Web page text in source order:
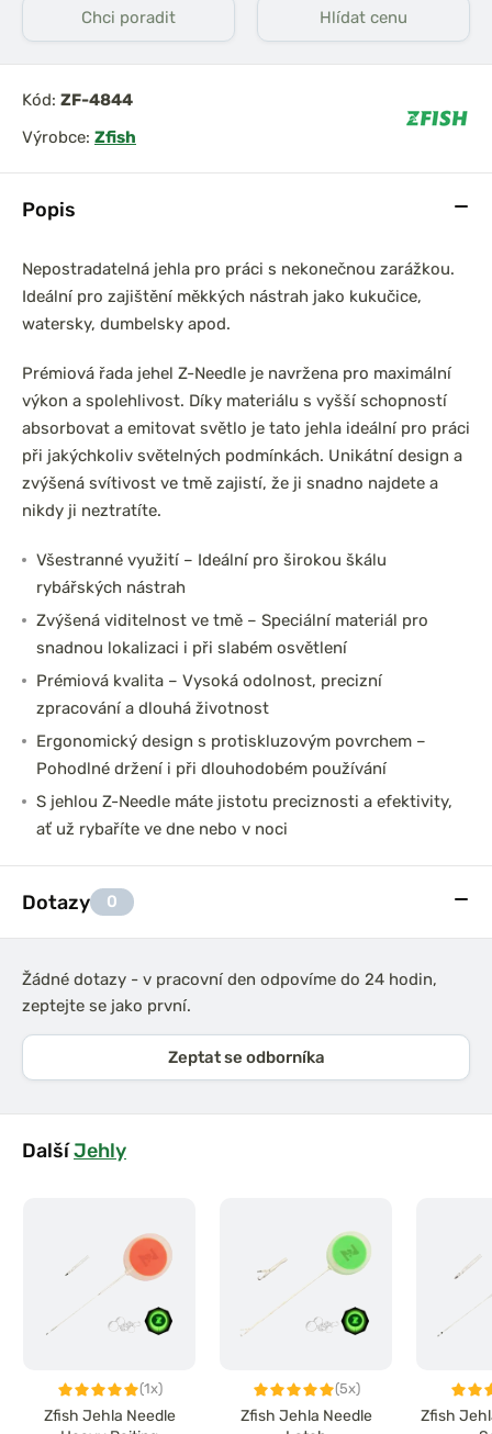
Popis
Nepostradatelná jehla pro práci s nekonečnou zarážkou.
Ideální pro zajištění měkkých nástrah jako kukučice,
watersky, dumbelsky apod.
Prémiová řada jehel Z-Needle je navržena pro maximální
výkon a spolehlivost. Díky materiálu s vyšší schopností
absorbovat a emitovat světlo je tato jehla ideální pro práci
při jakýchkoliv světelných podmínkách. Unikátní design a
zvýšená svítivost ve tmě zajistí, že ji snadno najdete a
nikdy ji neztratíte.
Všestranné využití – Ideální pro širokou škálu
rybářských nástrah
Zvýšená viditelnost ve tmě – Speciální materiál pro
snadnou lokalizaci i při slabém osvětlení
Prémiová kvalita – Vysoká odolnost, precizní
zpracování a dlouhá životnost
Ergonomický design s protiskluzovým povrchem –
Pohodlné držení i při dlouhodobém používání
S jehlou Z-Needle máte jistotu preciznosti a efektivity,
ať už rybaříte ve dne nebo v noci
Dotazy 0
Žádné dotazy - v pracovní den odpovíme do 24 hodin,
zeptejte se jako první.
Zeptat se odborníka
DalšíJehly
(1x)
Zfish Jehla Needle
(5x)
Zfish Jehla Needle
Zfish
Chci poradit Hlídat cenu
Kód: ZF-4844
Výrobce: Zfish